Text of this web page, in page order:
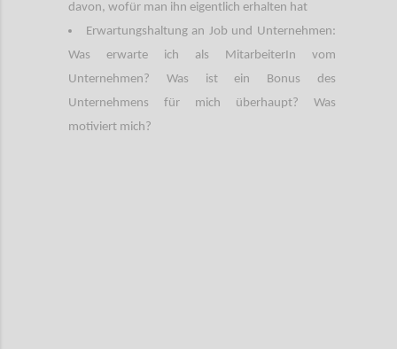
davon, wofür man ihn eigentlich erhalten hat
Erwartungshaltung an Job und Unternehmen:
Was erwarte ich als MitarbeiterIn vom
Unternehmen? Was ist ein Bonus des
Unternehmens für mich überhaupt? Was
motiviert mich?